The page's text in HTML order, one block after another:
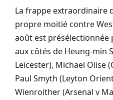
La frappe extraordinaire
propre moitié contre
août est présélectionnée
aux côtés de Heung-min
Leicester), Michael Olise
Paul Smyth (Leyton
Wienroither (Arsenal v